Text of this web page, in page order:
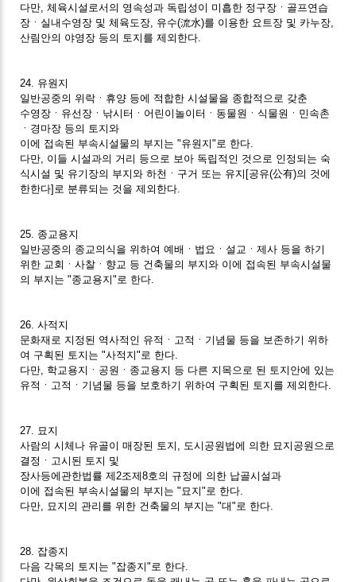
다만, 체육시설로서의 영속성과 독립성이 미흡한 정구장ㆍ골프연습
장ㆍ실내수영장 및 체육도장, 유수(流水)를 이용한 요트장 및 카누장,
산림안의 야영장 등의 토지를 제외한다.
24. 유원지
일반공중의 위락ㆍ휴양 등에 적합한 시설물을 종합적으로 갖춘
수영장ㆍ유선장ㆍ낚시터ㆍ어린이놀이터ㆍ동물원ㆍ식물원ㆍ민속촌
ㆍ경마장 등의 토지와
이에 접속된 부속시설물의 부지는 "유원지"로 한다.
다만, 이들 시설과의 거리 등으로 보아 독립적인 것으로 인정되는 숙
식시설 및 유기장의 부지와 하천ㆍ구거 또는 유지[공유(公有)의 것에
한한다]로 분류되는 것을 제외한다.
25. 종교용지
일반공중의 종교의식을 위하여 예배ㆍ법요ㆍ설교ㆍ제사 등을 하기
위한 교회ㆍ사찰ㆍ향교 등 건축물의 부지와 이에 접속된 부속시설물
의 부지는 "종교용지"로 한다.
26. 사적지
문화재로 지정된 역사적인 유적ㆍ고적ㆍ기념물 등을 보존하기 위하
여 구획된 토지는 "사적지"로 한다.
다만, 학교용지ㆍ공원ㆍ종교용지 등 다른 지목으로 된 토지안에 있는
유적ㆍ고적ㆍ기념물 등을 보호하기 위하여 구획된 토지를 제외한다.
27. 묘지
사람의 시체나 유골이 매장된 토지, 도시공원법에 의한 묘지공원으로
결정ㆍ고시된 토지 및
장사등에관한법률 제2조제8호의 규정에 의한 납골시설과
이에 접속된 부속시설물의 부지는 "묘지"로 한다.
다만, 묘지의 관리를 위한 건축물의 부지는 "대"로 한다.
28. 잡종지
다음 각목의 토지는 "잡종지"로 한다.